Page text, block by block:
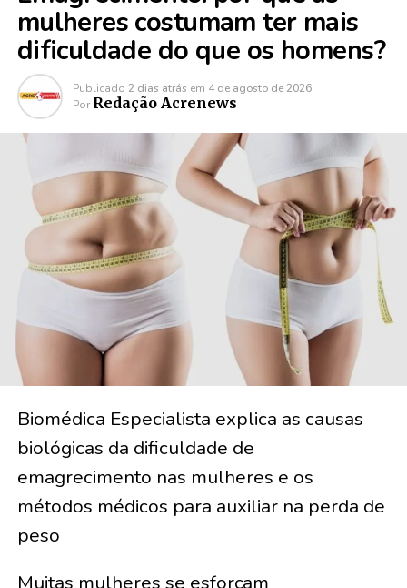
mulheres costumam ter mais
dificuldade do que os homens?
Publicado 2 dias atrás em 4 de agosto de 2026
Por Redação Acrenews
Biomédica Especialista explica as causas
biológicas da dificuldade de
emagrecimento nas mulheres e os
métodos médicos para auxiliar na perda de
peso
Muitas mulheres se esforçam